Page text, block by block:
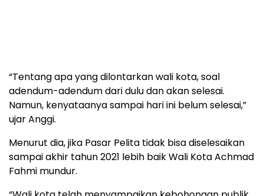
“Tentang apa yang dilontarkan wali kota, soal
adendum-adendum dari dulu dan akan selesai.
Namun, kenyataanya sampai hari ini belum selesai,”
ujar Anggi.
Menurut dia, jika Pasar Pelita tidak bisa diselesaikan
sampai akhir tahun 2021 lebih baik Wali Kota Achmad
Fahmi mundur.